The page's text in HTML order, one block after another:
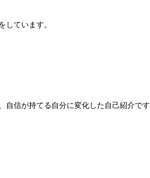
しています。
自信が持てる自分に変化した自己紹介です